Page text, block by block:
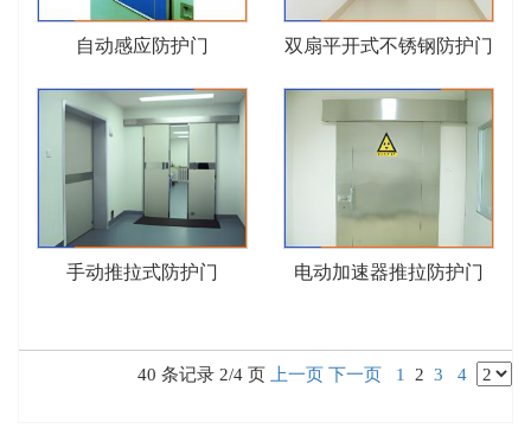
自动感应防护门 双扇平开式不锈钢防护门
手动推拉式防护门 电动加速器推拉防护门
40 条记录 2/4 页 上一页 下一页 1 2 3 4